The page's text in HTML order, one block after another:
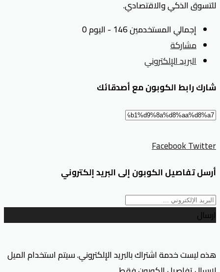
للتسوق الذكي والاقتصادي.
إجمالي المستخدمين 146 - اليوم 0
مشاركة
البريد الإلكتروني
شارك رابط الكوبون مع أصدقائك
FacebookTwitter
أرسل تفاصيل الكوبون إلى البريد إلكتروني
ارسال
هذه ليست خدمة اشتراك بالبريد الإلكتروني. سيتم استخدام الميل